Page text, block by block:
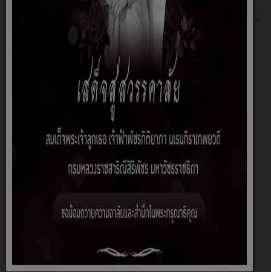
ประกาศผู้ชนะการเสนอราคา ประกวดราคาจ้างก่อสร้างวางท่อส่งน้ำดิบบ้านปอยยาง
หมู่ที่ ๑๔ ตำบลไพศาล อำเภอประโคนชัย จังหวัดบุรีรัมย์ ด้วยวิธีประกวดราคา
อิเล็กทรอนิกส์ ( e-bidding )